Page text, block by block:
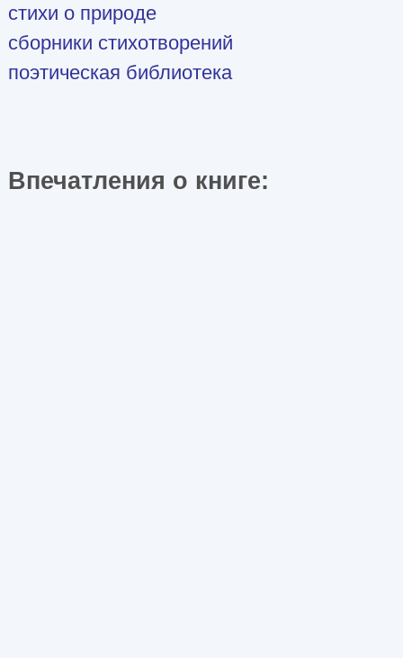
стихи о природе
сборники стихотворений
поэтическая библиотека
Впечатления о книге: